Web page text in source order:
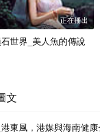
正在播出
世界_美人魚的傳說
文
東風，港媒與海南健